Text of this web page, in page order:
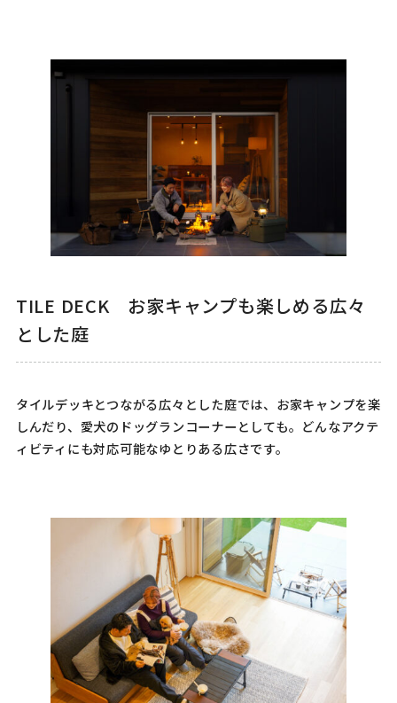
TILE DECK お家キャンプも楽しめる広々
とした庭
タイルデッキとつながる広々とした庭では、お家キャンプを楽
しんだり、愛犬のドッグランコーナーとしても。どんなアクテ
ィビティにも対応可能なゆとりある広さです。